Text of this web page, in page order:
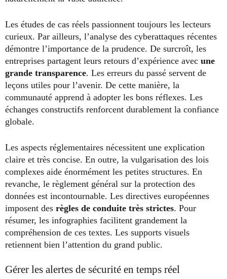
Les études de cas réels passionnent toujours les lecteurs
curieux. Par ailleurs, l’analyse des cyberattaques récentes
démontre l’importance de la prudence. De surcroît, les
entreprises partagent leurs retours d’expérience avec une
grande transparence. Les erreurs du passé servent de
leçons utiles pour l’avenir. De cette manière, la
communauté apprend à adopter les bons réflexes. Les
échanges constructifs renforcent durablement la confiance
globale.
Les aspects réglementaires nécessitent une explication
claire et très concise. En outre, la vulgarisation des lois
complexes aide énormément les petites structures. En
revanche, le règlement général sur la protection des
données est incontournable. Les directives européennes
imposent des règles de conduite très strictes. Pour
résumer, les infographies facilitent grandement la
compréhension de ces textes. Les supports visuels
retiennent bien l’attention du grand public.
Gérer les alertes de sécurité en temps réel